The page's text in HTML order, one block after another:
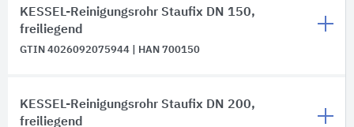
KESSEL-Reinigungsrohr Staufix DN 150,
freiliegend
GTIN 4026092075944 | HAN 700150
KESSEL-Reinigungsrohr Staufix DN 200,
freiliegend